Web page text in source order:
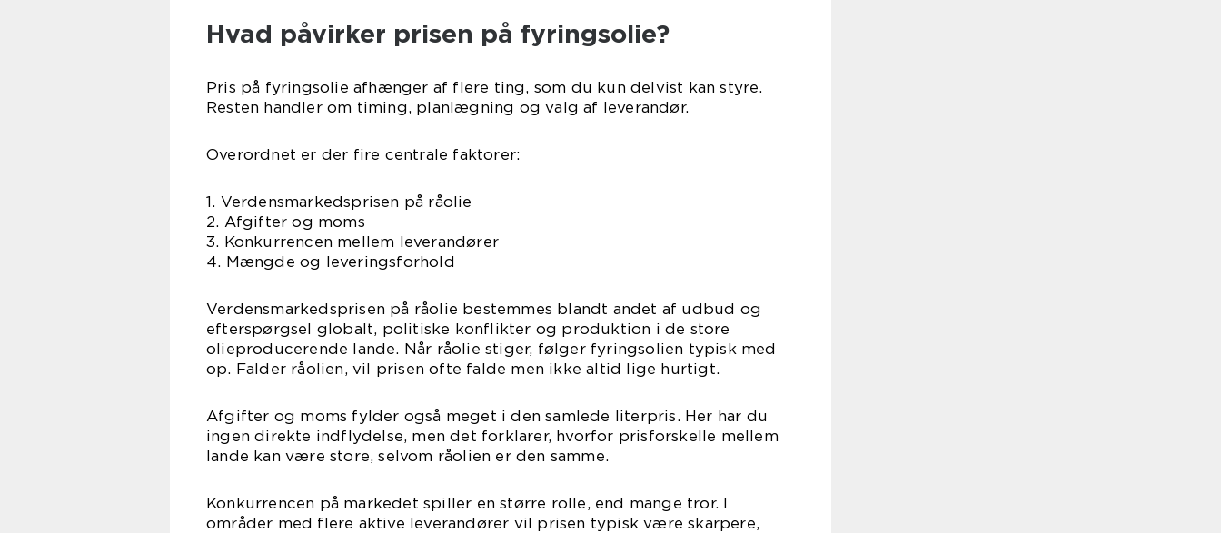
Hvad påvirker prisen på fyringsolie?
Pris på fyringsolie afhænger af flere ting, som du kun delvist kan styre.
Resten handler om timing, planlægning og valg af leverandør.
Overordnet er der fire centrale faktorer:
1. Verdensmarkedsprisen på råolie
2. Afgifter og moms
3. Konkurrencen mellem leverandører
4. Mængde og leveringsforhold
Verdensmarkedsprisen på råolie bestemmes blandt andet af udbud og
efterspørgsel globalt, politiske konflikter og produktion i de store
olieproducerende lande. Når råolie stiger, følger fyringsolien typisk med
op. Falder råolien, vil prisen ofte falde men ikke altid lige hurtigt.
Afgifter og moms fylder også meget i den samlede literpris. Her har du
ingen direkte indflydelse, men det forklarer, hvorfor prisforskelle mellem
lande kan være store, selvom råolien er den samme.
Konkurrencen på markedet spiller en større rolle, end mange tror. I
områder med flere aktive leverandører vil prisen typisk være skarpere,